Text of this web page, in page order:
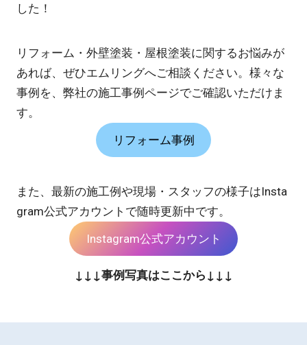
した！
リフォーム・外壁塗装・屋根塗装に関するお悩みが
あれば、ぜひエムリングへご相談ください。様々な
事例を、弊社の施工事例ページでご確認いただけま
す。
リフォーム事例
また、最新の施工例や現場・スタッフの様子はInsta
gram公式アカウントで随時更新中です。
Instagram公式アカウント
↓↓↓事例写真はここから↓↓↓